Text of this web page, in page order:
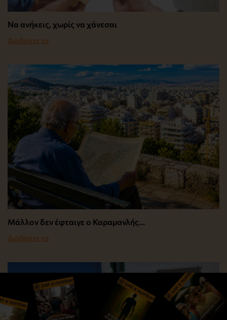
Να ανήκεις, χωρίς να χάνεσαι
Διαβάστε το
Μάλλον δεν έφταιγε ο Καραμανλής…
Διαβάστε το